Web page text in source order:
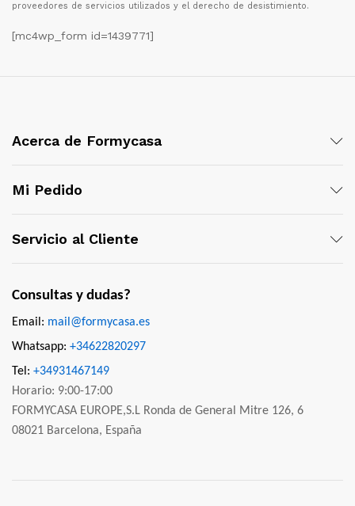
proveedores de servicios utilizados y el derecho de desistimiento.
[mc4wp_form id=1439771]
Acerca de Formycasa
Mi Pedido
Servicio al Cliente
Consultas y dudas?
Email: mail@formycasa.es
Whatsapp: +34622820297
Tel: +34931467149
Horario: 9:00-17:00
FORMYCASA EUROPE,S.L Ronda de General Mitre 126, 6
08021 Barcelona, España